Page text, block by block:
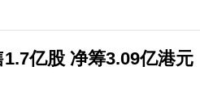
亿股 净筹3.09亿港元